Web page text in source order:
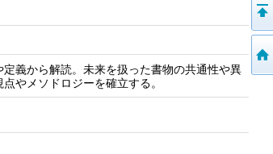
義から解読。未来を扱った書物の共通性や異
やメソドロジーを確立する。